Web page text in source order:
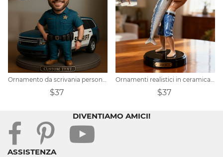
$37 $37
DIVENTIAMO AMICI!
ASSISTENZA